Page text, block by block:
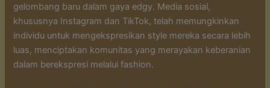
gelombang baru dalam gaya edgy. Media sosial,
khususnya Instagram dan TikTok, telah memungkinkan
individu untuk mengekspresikan style mereka secara lebih
luas, menciptakan komunitas yang merayakan keberanian
dalam berekspresi melalui fashion.